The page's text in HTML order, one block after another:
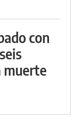
con
muerte